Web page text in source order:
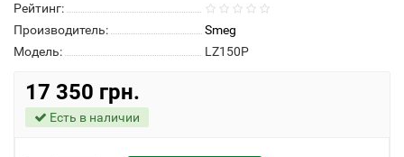
Рейтинг:
Производитель:
Smeg
Модель:
LZ150P
17 350 грн.
Есть в наличии